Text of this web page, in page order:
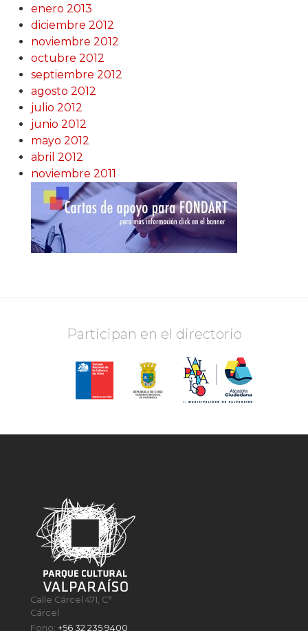
enero 2013
diciembre 2012
noviembre 2012
octubre 2012
septiembre 2012
agosto 2012
julio 2012
junio 2012
mayo 2012
abril 2012
noviembre 2011
Participan en el directorio
Calle Cárcel 471, C°
Cárcel
Fono:+56 32 235 9400